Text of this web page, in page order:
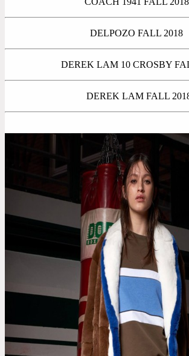
DELPOZO FALL 2018
DEREK LAM 10 CROSBY
DEREK LAM FALL